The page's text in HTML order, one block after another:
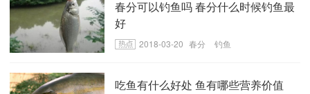
春分可以钓鱼吗 春分什么时候钓鱼最
好
2018-03-20 春分 钓鱼
吃鱼有什么好处 鱼有哪些营养价值